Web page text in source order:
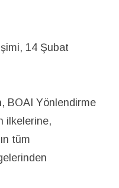
14 Şubat
BOAI Yönlendirme
ilkelerine,
tüm